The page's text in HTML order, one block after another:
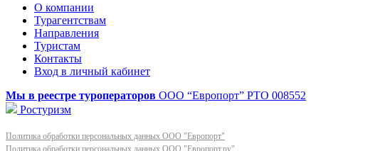
О компании
Турагентствам
Направления
Туристам
Контакты
Вход в личный кабинет
Мы в реестре туроператоров ООО “Европорт” РТО 008552
Ростуризм
Политика обработки персональных данных ООО "Европорт"
Политика обработки персональных данных ООО "Европорт.ру"